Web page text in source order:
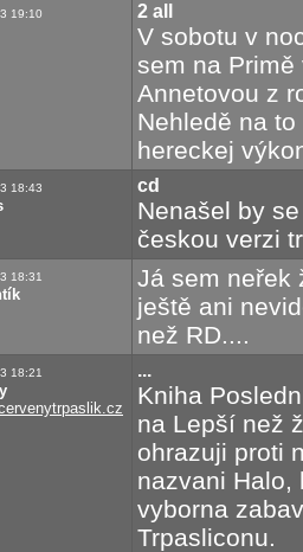
19:10 2 all
V sobotu v
sem na
Annetovou z
Nehledě na
hereckej
18:43 cd
Nenašel by
českou verzi
18:31
Já sem neřek
ještě ani
než RD....
18:21 ...
Kniha
na Lepší než
ohrazuji proti
nazvani Halo,
vyborna
Trpasliconu.